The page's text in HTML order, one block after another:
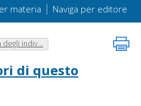
materia | Naviga per editore
degli indiv...
di questo